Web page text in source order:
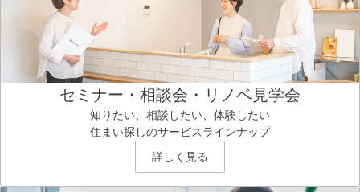
セミナー・相談会・リノベ見学会
知りたい、相談したい、体験したい
住まい探しのサービスラインナップ
詳しく見る